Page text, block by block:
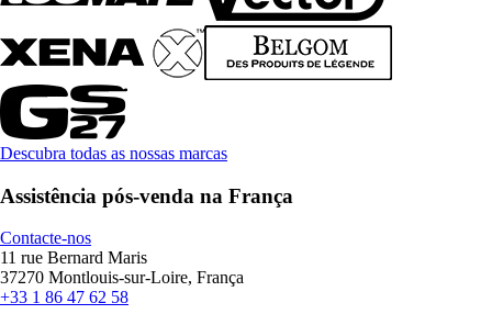
Descubra todas as nossas marcas
Assistência pós-venda na França
Contacte-nos
11 rue Bernard Maris
37270 Montlouis-sur-Loire, França
+33 1 86 47 62 58